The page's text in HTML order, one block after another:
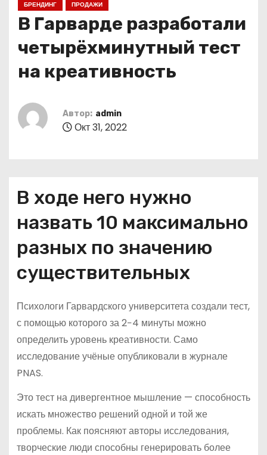
БРЕНДИНГ ПРОДАЖИ
В Гарварде разработали
четырёхминутный тест
на креативность
Автор: admin
Окт 31, 2022
В ходе него нужно
назвать 10 максимально
разных по значению
существительных
Психологи Гарвардского университета создали тест,
с помощью которого за 2−4 минуты можно
определить уровень креативности. Само
исследование учёные опубликовали в журнале
PNAS.
Это тест на дивергентное мышление — способность
искать множество решений одной и той же
проблемы. Как поясняют авторы исследования,
творческие люди способны генерировать более